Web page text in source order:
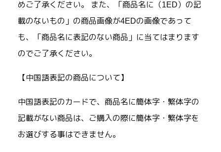
めご了承ください。 また、「商品名に（1ED）の記
載のないもの」の商品画像が4EDの画像であって
も、「商品名に表記のない商品」に当てはまります
のでご了承ください。
【中国語表記の商品について】
中国語表記のカードで、商品名に簡体字・繁体字の
記載がない商品は、ご購入の際に簡体字・繁体字を
お選びする事はできません。